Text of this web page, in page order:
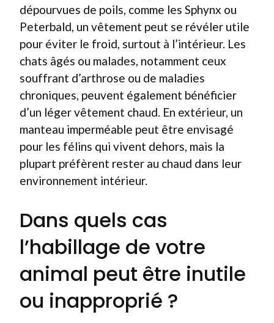
dépourvues de poils, comme les Sphynx ou
Peterbald, un vêtement peut se révéler utile
pour éviter le froid, surtout à l’intérieur. Les
chats âgés ou malades, notamment ceux
souffrant d’arthrose ou de maladies
chroniques, peuvent également bénéficier
d’un léger vêtement chaud. En extérieur, un
manteau imperméable peut être envisagé
pour les félins qui vivent dehors, mais la
plupart préfèrent rester au chaud dans leur
environnement intérieur.
Dans quels cas
l’habillage de votre
animal peut être inutile
ou inapproprié ?